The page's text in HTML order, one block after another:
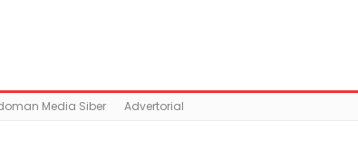
Media Siber Advertorial